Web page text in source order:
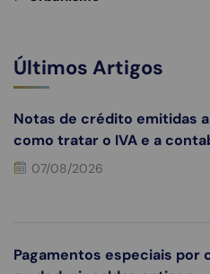
Últimos Artigos
Notas de crédito emitidas
como tratar o IVA e a
07/08/2026
Pagamentos especiais